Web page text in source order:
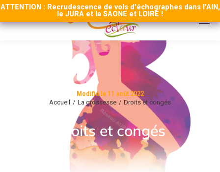
Modifié le 11 août 2022
Accueil La grossesse Droits et congés
Droits et congés
ATTENTION : Recrudescence de vols d'échographes dans l'AIN,
le JURA et la SAONE et LOIRE !